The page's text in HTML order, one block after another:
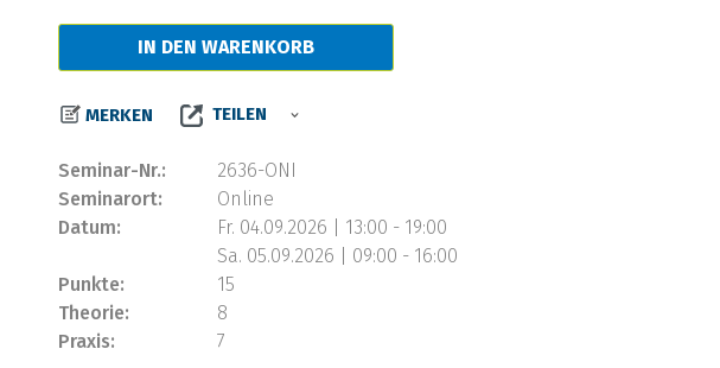
IN DEN WARENKORB
MERKEN TEILEN
Seminar-Nr.:
2636-ONI
Seminarort:
Online
Datum:
Fr. 04.09.2026 | 13:00 - 19:00
Sa. 05.09.2026 | 09:00 - 16:00
Punkte:
15
Theorie:
8
Praxis:
7